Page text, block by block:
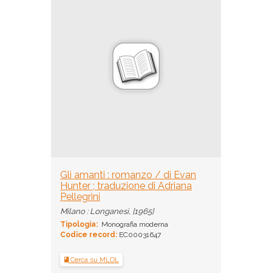
Gli amanti : romanzo / di Evan
Hunter ; traduzione di Adriana
Pellegrini
Milano : Longanesi, [1965]
Tipologia: Monografia moderna
Codice record: EC00031647
Cerca su MLOL